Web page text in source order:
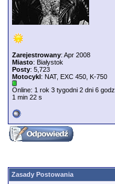
Zarejestrowany: Apr 2008
Miasto: Białystok
Posty: 5,723
Motocykl: NAT, EXC 450, K-750
Online: 1 rok 3 tygodni 2 dni 6 godz
1 min 22 s
Zasady Postowania